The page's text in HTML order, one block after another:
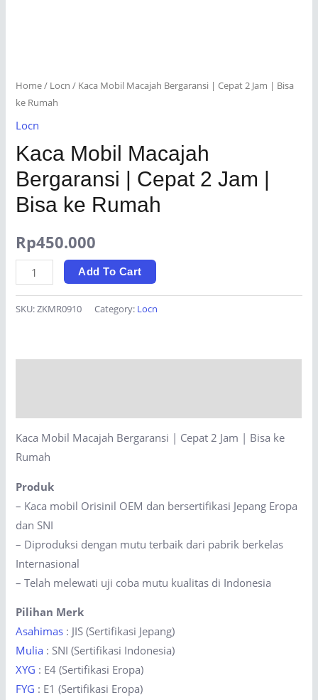
Home/ Locn / Kaca Mobil Macajah Bergaransi | Cepat 2 Jam | Bisa
ke Rumah
Locn
Kaca Mobil Macajah
Bergaransi | Cepat 2 Jam |
Bisa ke Rumah
Rp450.000
Kaca
Mobil
Macajah
|
Bisa
ke
Rumah
quantity
Add To Cart
SKU:ZKMR0910 Category: Locn
Kaca Mobil Macajah Bergaransi | Cepat 2 Jam | Bisa ke
Rumah
Produk
– Kaca mobil Orisinil OEM dan bersertifikasi Jepang Eropa
dan SNI
– Diproduksi dengan mutu terbaik dari pabrik berkelas
Internasional
– Telah melewati uji coba mutu kualitas di Indonesia
Pilihan Merk
Asahimas : JIS (Sertifikasi Jepang)
Mulia : SNI (Sertifikasi Indonesia)
XYG : E4 (Sertifikasi Eropa)
FYG : E1 (Sertifikasi Eropa)